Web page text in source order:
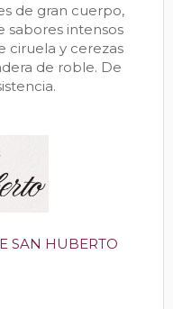
de gran cuerpo,
sabores intensos
ciruela y cerezas
de roble. De
SAN HUBERTO